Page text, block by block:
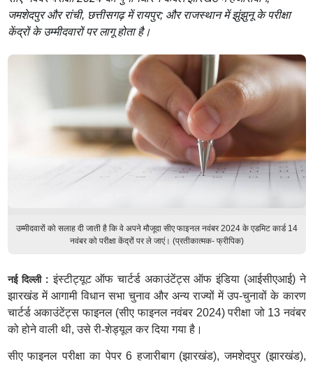
जमशेदपुर और रांची, छत्तीसगढ़ में रायपुर; और राजस्थान में झुंझुनू के परीक्षा
केंद्रों के उम्मीदवारों पर लागू होता है।
उम्मीदवारों को सलाह दी जाती है कि वे अपने मौजूदा सीए फाइनल नवंबर 2024 के एडमिट कार्ड 14
नवंबर को परीक्षा केंद्रों पर ले जाएं। (प्रतीकात्मक- फ्रीपिक)
नई दिल्ली : इंस्टीट्यूट ऑफ चार्टर्ड अकाउंटेंट्स ऑफ इंडिया (आईसीएआई) ने
झारखंड में आगामी विधान सभा चुनाव और अन्य राज्यों में उप-चुनावों के कारण
चार्टर्ड अकाउंटेंट्स फाइनल (सीए फाइनल नवंबर 2024) परीक्षा जो 13 नवंबर
को होने वाली थी, उसे री-शेड्यूल कर दिया गया है।
सीए फाइनल परीक्षा का पेपर 6 हजारीबाग (झारखंड), जमशेदपुर (झारखंड),